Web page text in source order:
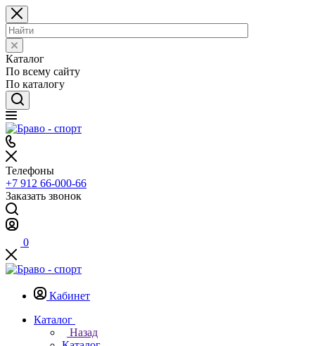
Каталог
По всему сайту
По каталогу
Телефоны
+7 912 66-000-66
Заказать звонок
0
Кабинет
Каталог
Назад